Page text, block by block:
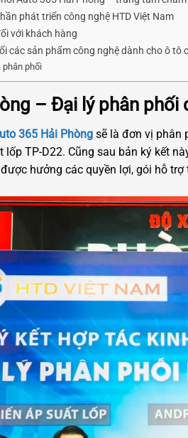
phát triển công nghệ HTD Việt Nam
với khách hàng
các sản phẩm công nghệ dành cho ô tô
phân phối
– Đại lý phân
365 Hải Phòngsẽ là đơn vị phân
lốp TP-D22. Cũng sau bản ký kết
hưởng các quyền lợi, gói hỗ